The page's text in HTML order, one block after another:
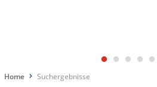
Home Suchergebnisse